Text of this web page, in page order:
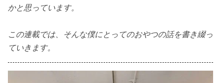
かと思っています。
この連載では、そんな僕にとってのおやつの話を書き綴っ
ていきます。